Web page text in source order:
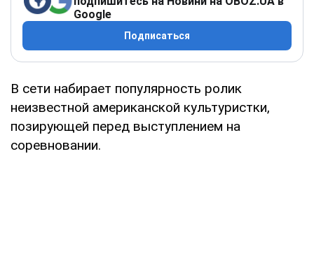
Google
Подписаться
В сети набирает популярность ролик
неизвестной американской культуристки,
позирующей перед выступлением на
соревновании.